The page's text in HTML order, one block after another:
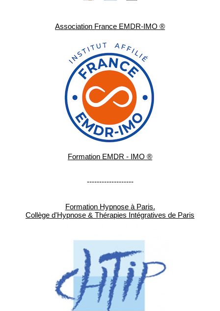
Association France EMDR-IMO ®
Formation EMDR - IMO ®
-------------------
Formation Hypnose à Paris.
Collège d'Hypnose & Thérapies Intégratives de Paris